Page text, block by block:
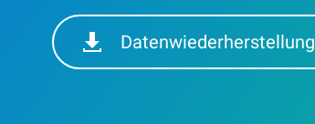
Datenwiederherstellung